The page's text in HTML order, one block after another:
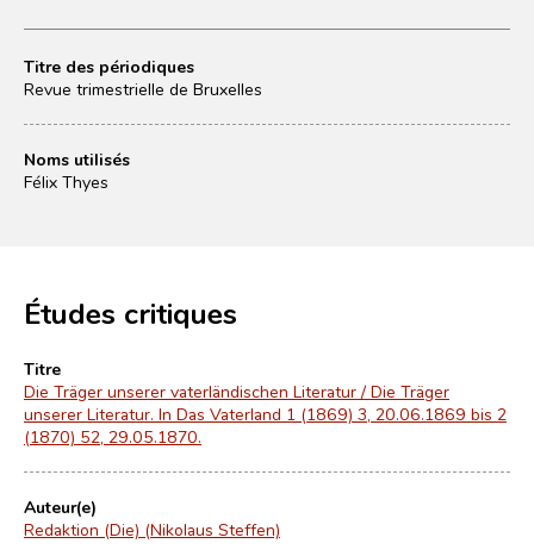
Titre des périodiques
Revue trimestrielle de Bruxelles
Noms utilisés
Félix Thyes
Études critiques
Titre
Die Träger unserer vaterländischen Literatur / Die Träger
unserer Literatur. In Das Vaterland 1 (1869) 3, 20.06.1869 bis 2
(1870) 52, 29.05.1870.
Auteur(e)
Redaktion (Die) (Nikolaus Steffen)